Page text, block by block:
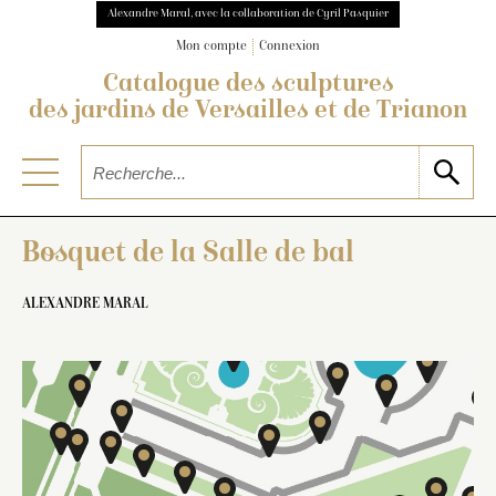
Alexandre Maral, avec la collaboration de Cyril Pasquier
Mon compte Connexion
Catalogue des sculptures
des jardins de Versailles et de Trianon
Bosquet de la Salle de bal
ALEXANDRE MARAL